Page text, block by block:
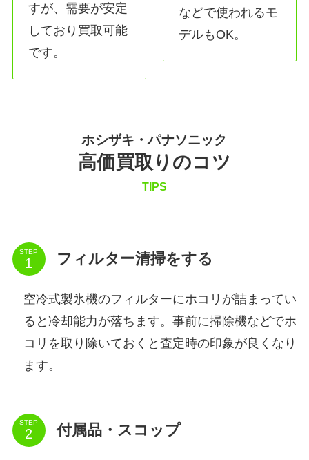
すが、需要が安定
しており買取可能
です。
などで使われるモ
デルもOK。
ホシザキ・パナソニック
高価買取りのコツ
TIPS
STEP フィルター清掃をする
空冷式製氷機のフィルターにホコリが詰まってい
ると冷却能力が落ちます。事前に掃除機などでホ
コリを取り除いておくと査定時の印象が良くなり
ます。
STEP 付属品・スコップ